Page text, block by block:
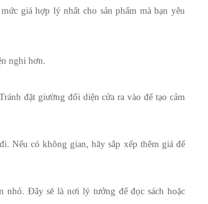
giá hợp lý nhất cho sản phẩm mà bạn yêu
nghi hơn.
đặt giường đối diện cửa ra vào để tạo cảm
Nếu có không gian, hãy sắp xếp thêm giá để
nhỏ. Đây sẽ là nơi lý tưởng để đọc sách hoặc